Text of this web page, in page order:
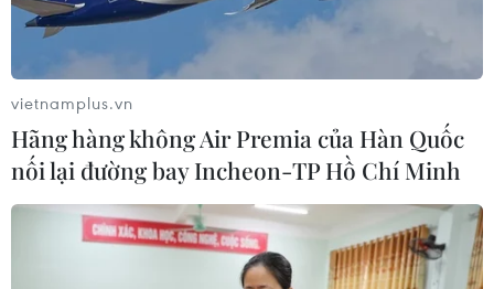
vietnamplus.vn
Hãng hàng không Air Premia của Hàn Quốc
nối lại đường bay Incheon-TP Hồ Chí Minh